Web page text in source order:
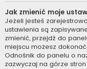
Jak zmienić moje
Jeżeli jesteś
ustawienia są
zmienić, przejdź do
miejscu możesz
Odnośnik do panelu o
zazwyczaj na górze stron